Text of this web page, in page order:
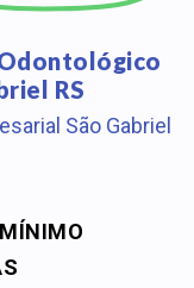
RS
São Gabriel